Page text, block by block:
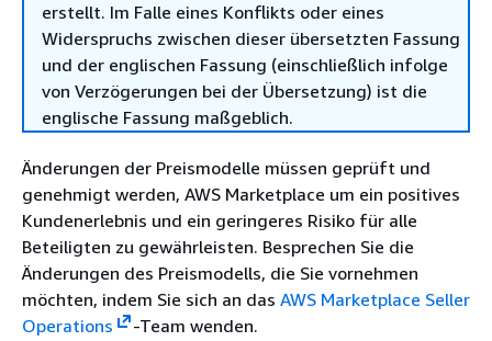
erstellt. Im Falle eines Konflikts oder eines
Widerspruchs zwischen dieser übersetzten Fassung
und der englischen Fassung (einschließlich infolge
von Verzögerungen bei der Übersetzung) ist die
englische Fassung maßgeblich.
Änderungen der Preismodelle müssen geprüft und
genehmigt werden, AWS Marketplace um ein positives
Kundenerlebnis und ein geringeres Risiko für alle
Beteiligten zu gewährleisten. Besprechen Sie die
Änderungen des Preismodells, die Sie vornehmen
möchten, indem Sie sich an das AWS Marketplace Seller
Operations
-Team wenden.